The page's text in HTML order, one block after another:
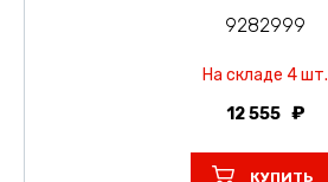
9282999
На складе 4 шт.
12 555
КУПИТЬ